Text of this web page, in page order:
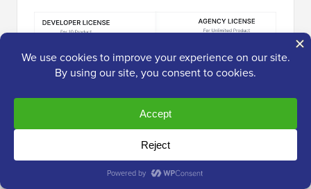
Sie können zwischen zwei Premium-Plänen wählen.